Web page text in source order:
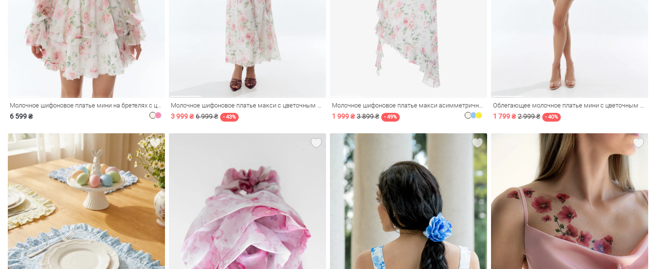
Молочное шифоновое платье мини на бретелях с цветочным принтом
6 599 ₴
Молочное шифоновое платье макси с цветочным принтом
3 999 ₴ 6 999 ₴ - 43%
Молочное шифоновое платье макси асимметричного кроя
1 999 ₴ 3 899 ₴ - 49%
Облегающее молочное платье мини с цветочным принтом
1 799 ₴ 2 999 ₴ - 40%